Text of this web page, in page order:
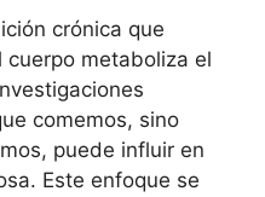
crónica que
metaboliza el
comemos, sino
puede influir en
Este enfoque se